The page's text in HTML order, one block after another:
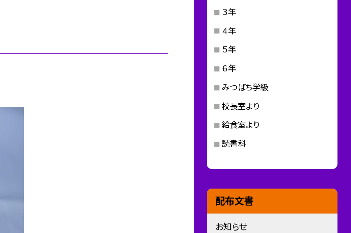
３年
４年
５年
６年
みつばち学級
校長室より
給食室より
読書科
配布文書
お知らせ